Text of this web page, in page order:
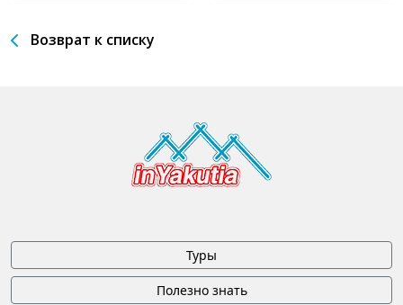
Возврат к списку
Туры
Полезно знать